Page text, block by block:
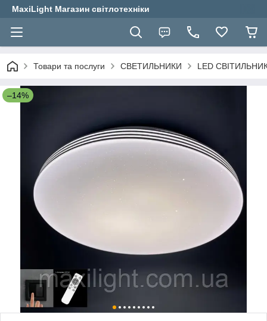
MaxiLight Магазин світлотехніки
Товари та послуги СВЕТИЛЬНИКИ LED
–14%